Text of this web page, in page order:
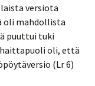
versiota
oli mahdollista
puuttui tuki
oli, että
(Lr 6)